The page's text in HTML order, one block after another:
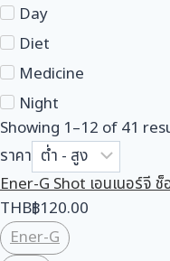
Day
Diet
Medicine
Night
Showing 1–12 of41
ราคา
Ener-G Shot เอนเนอร์จี
THB฿120.00
Ener-G